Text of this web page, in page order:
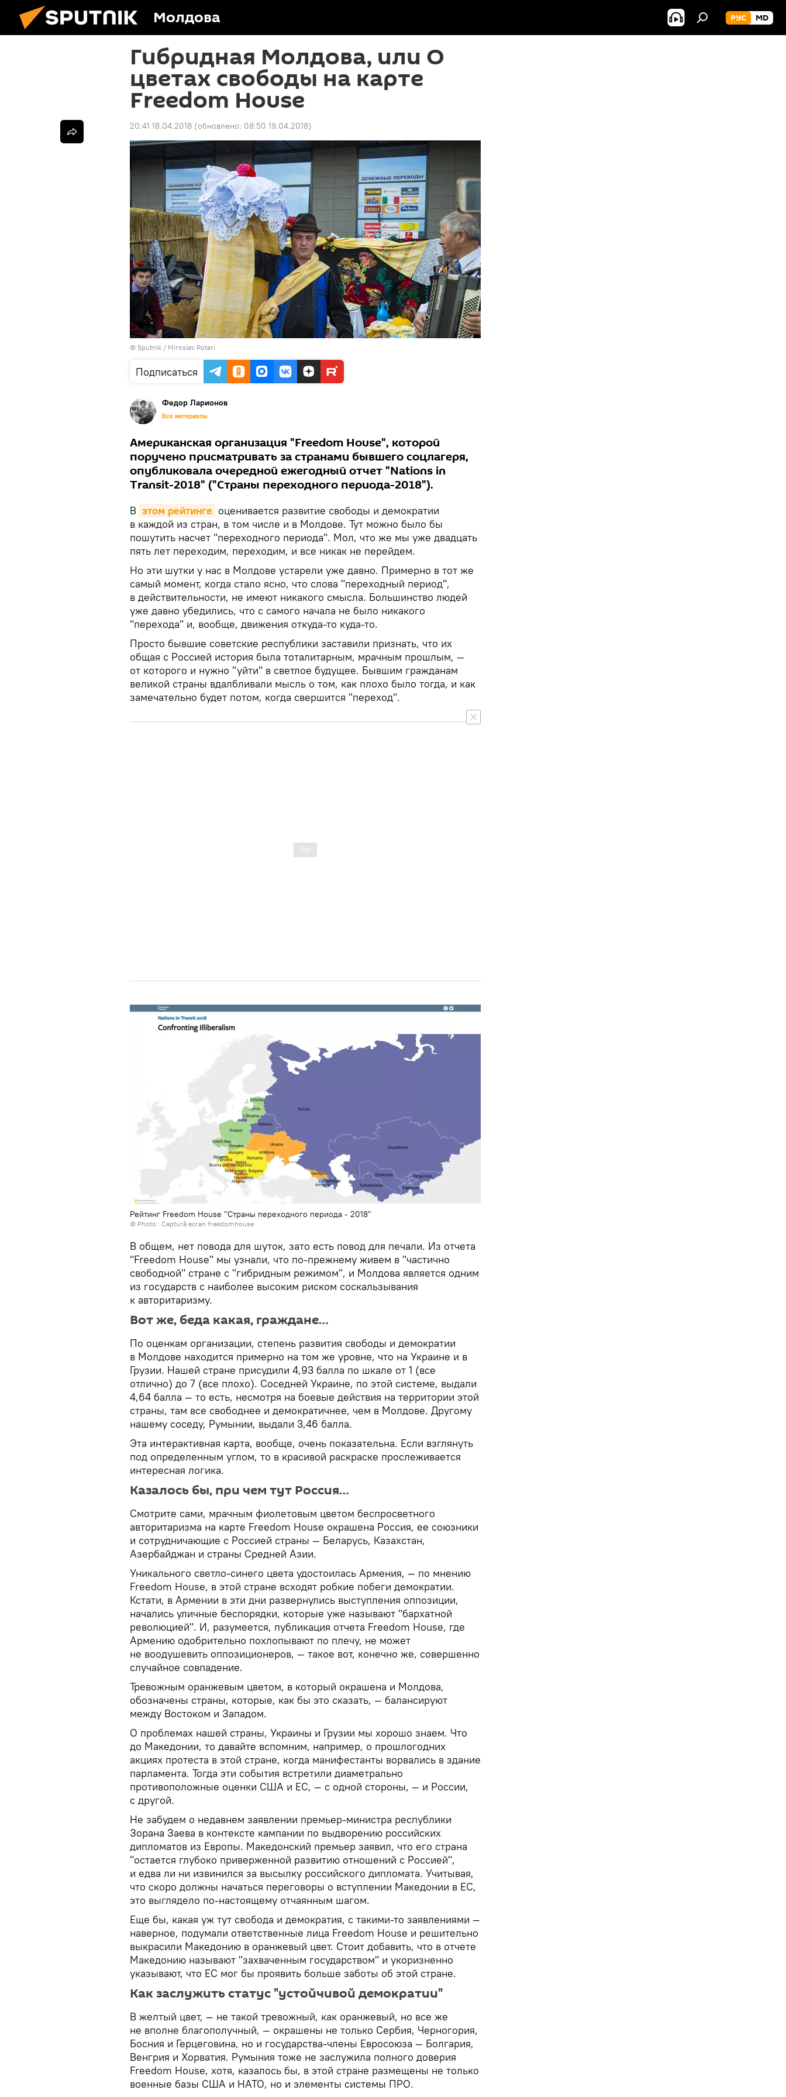
Молдова РУС MD
Гибридная Молдова, или О
цветах свободы на карте
Freedom House
20:41 18.04.2018 (обновлено: 08:50 19.04.2018)
© Sputnik / Miroslav Rotari
Подписаться
Федор Ларионов
Все материалы
Американская организация "Freedom House", которой
поручено присматривать за странами бывшего соцлагеря,
опубликовала очередной ежегодный отчет "Nations in
Transit-2018" ("Страны переходного периода-2018").
В этом рейтинге оценивается развитие свободы и демократии
в каждой из стран, в том числе и в Молдове. Тут можно было бы
пошутить насчет "переходного периода". Мол, что же мы уже двадцать
пять лет переходим, переходим, и все никак не перейдем.
Но эти шутки у нас в Молдове устарели уже давно. Примерно в тот же
самый момент, когда стало ясно, что слова "переходный период",
в действительности, не имеют никакого смысла. Большинство людей
уже давно убедились, что с самого начала не было никакого
"перехода" и, вообще, движения откуда-то куда-то.
Просто бывшие советские республики заставили признать, что их
общая с Россией история была тоталитарным, мрачным прошлым, —
от которого и нужно "уйти" в светлое будущее. Бывшим гражданам
великой страны вдалбливали мысль о том, как плохо было тогда, и как
замечательно будет потом, когда свершится "переход".
Рейтинг Freedom House "Страны переходного периода - 2018"
© Photo : Captură ecran freedomhouse
В общем, нет повода для шуток, зато есть повод для печали. Из отчета
"Freedom House" мы узнали, что по-прежнему живем в "частично
свободной" стране с "гибридным режимом", и Молдова является одним
из государств с наиболее высоким риском соскальзывания
к авторитаризму.
Вот же, беда какая, граждане…
По оценкам организации, степень развития свободы и демократии
в Молдове находится примерно на том же уровне, что на Украине и в
Грузии. Нашей стране присудили 4,93 балла по шкале от 1 (все
отлично) до 7 (все плохо). Соседней Украине, по этой системе, выдали
4,64 балла — то есть, несмотря на боевые действия на территории этой
страны, там все свободнее и демократичнее, чем в Молдове. Другому
нашему соседу, Румынии, выдали 3,46 балла.
Эта интерактивная карта, вообще, очень показательна. Если взглянуть
под определенным углом, то в красивой раскраске прослеживается
интересная логика.
Казалось бы, при чем тут Россия…
Смотрите сами, мрачным фиолетовым цветом беспросветного
авторитаризма на карте Freedom House окрашена Россия, ее союзники
и сотрудничающие с Россией страны — Беларусь, Казахстан,
Азербайджан и страны Средней Азии.
Уникального светло-синего цвета удостоилась Армения, — по мнению
Freedom House, в этой стране всходят робкие побеги демократии.
Кстати, в Армении в эти дни развернулись выступления оппозиции,
начались уличные беспорядки, которые уже называют "бархатной
революцией". И, разумеется, публикация отчета Freedom House, где
Армению одобрительно похлопывают по плечу, не может
не воодушевить оппозиционеров, — такое вот, конечно же, совершенно
случайное совпадение.
Тревожным оранжевым цветом, в который окрашена и Молдова,
обозначены страны, которые, как бы это сказать, — балансируют
между Востоком и Западом.
О проблемах нашей страны, Украины и Грузии мы хорошо знаем. Что
до Македонии, то давайте вспомним, например, о прошлогодних
акциях протеста в этой стране, когда манифестанты ворвались в здание
парламента. Тогда эти события встретили диаметрально
противоположные оценки США и ЕС, — с одной стороны, — и России,
с другой.
Не забудем о недавнем заявлении премьер-министра республики
Зорана Заева в контексте кампании по выдворению российских
дипломатов из Европы. Македонский премьер заявил, что его страна
"остается глубоко приверженной развитию отношений с Россией",
и едва ли ни извинился за высылку российского дипломата. Учитывая,
что скоро должны начаться переговоры о вступлении Македонии в ЕС,
это выглядело по-настоящему отчаянным шагом.
Еще бы, какая уж тут свобода и демократия, с такими-то заявлениями —
наверное, подумали ответственные лица Freedom House и решительно
выкрасили Македонию в оранжевый цвет. Стоит добавить, что в отчете
Македонию называют "захваченным государством" и укоризненно
указывают, что ЕС мог бы проявить больше заботы об этой стране.
Как заслужить статус "устойчивой демократии"
В желтый цвет, — не такой тревожный, как оранжевый, но все же
не вполне благополучный, — окрашены не только Сербия, Черногория,
Босния и Герцеговина, но и государства-члены Евросоюза — Болгария,
Венгрия и Хорватия. Румыния тоже не заслужила полного доверия
Freedom House, хотя, казалось бы, в этой стране размещены не только
военные базы США и НАТО, но и элементы системы ПРО.